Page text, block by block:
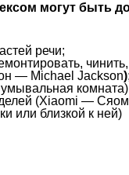
могут быть
речи;
чинить,
— Michael Jackson
(Xiaomi —
или близкой к ней)